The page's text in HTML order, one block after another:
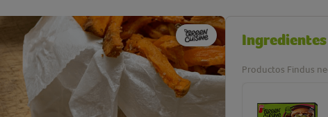
Ingredientes
Productos Findus